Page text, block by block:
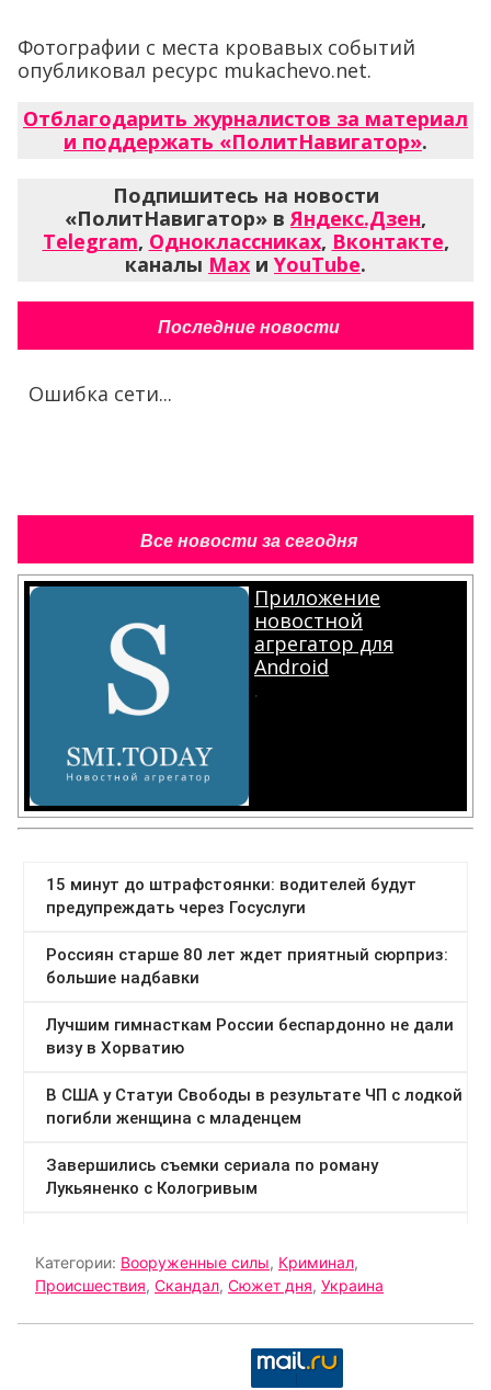
Фотографии с места кровавых событий
опубликовал ресурс mukachevo.net.
Отблагодарить журналистов за материал
и поддержать «ПолитНавигатор».
Подпишитесь на новости
«ПолитНавигатор» вЯндекс.Дзен,
Telegram, Одноклассниках, Вконтакте,
каналы Max и YouTube.
Последние новости
Ошибка сети...
Все новости за сегодня
Приложение
новостной
агрегатор для
Android
.
Категории: Вооруженные силы, Криминал,
Происшествия, Скандал, Сюжет дня, Украина